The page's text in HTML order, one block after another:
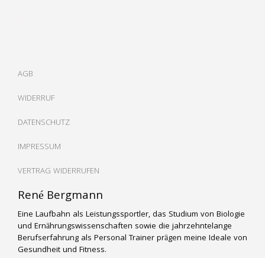
AGB
WIDERRUF
DATENSCHUTZ
IMPRESSUM
VERTRAG WIDERRUFEN
René Bergmann
Eine Laufbahn als Leistungssportler, das Studium von Biologie
und Ernährungswissenschaften sowie die jahrzehntelange
Berufserfahrung als Personal Trainer prägen meine Ideale von
Gesundheit und Fitness.